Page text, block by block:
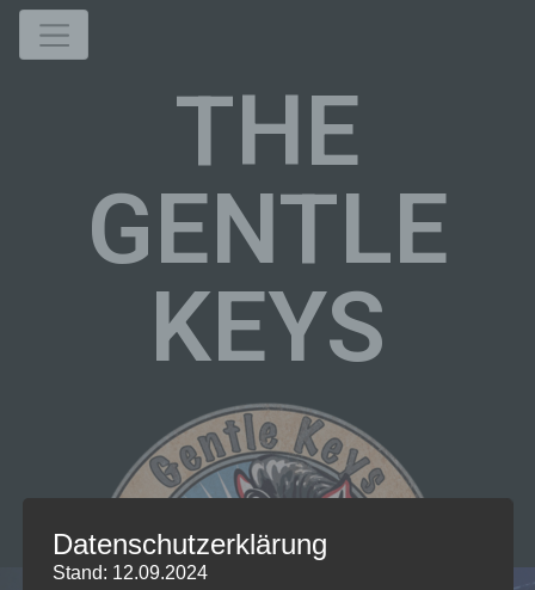
THE
GENTLE
KEYS
Datenschutzerklärung
Stand: 12.09.2024